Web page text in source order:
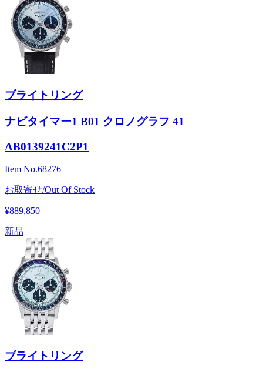
ブライトリング
ナビタイマー1 B01 クロノグラフ 41
AB0139241C2P1
Item No.68276
お取寄せ/Out Of Stock
¥889,850
新品
ブライトリング